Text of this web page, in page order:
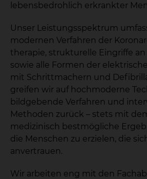
lebensbedrohlich erkrankter
Unser Leistungsspektrum
modernen Verfahren der
therapie, strukturelle Eingriffe
sowie alle Formen der
mit Schrittmachern und
greifen wir auf hochmoderne
bildgebende Verfahren und
Methoden zurück – stets mit
medizinisch bestmögliche
die Menschen zu erzielen, die
anvertrauen.
Wir arbeiten eng mit den